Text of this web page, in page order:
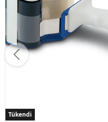
Tükendi